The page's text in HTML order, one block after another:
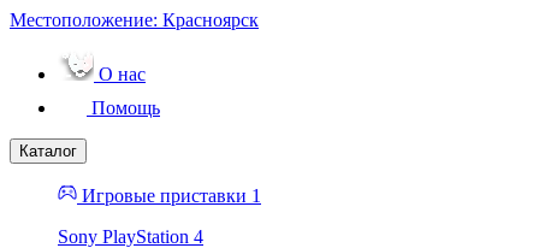
Местоположение: Красноярск
О нас
Помощь
Каталог
Игровые приставки 1
Sony PlayStation 4